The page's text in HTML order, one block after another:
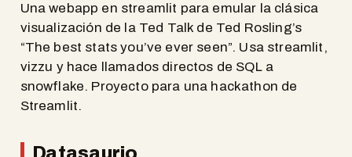
Una webapp en streamlit para emular la clásica
visualización de la Ted Talk de Ted Rosling’s
“The best stats you’ve ever seen”. Usa streamlit,
vizzu y hace llamados directos de SQL a
snowflake. Proyecto para una hackathon de
Streamlit.